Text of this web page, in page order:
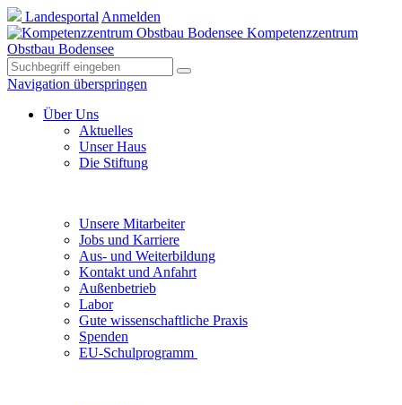
Landesportal Anmelden
Kompetenzzentrum
Obstbau Bodensee
Navigation überspringen
Über Uns
Aktuelles
Unser Haus
Die Stiftung
Unsere Mitarbeiter
Jobs und Karriere
Aus- und Weiterbildung
Kontakt und Anfahrt
Außenbetrieb
Labor
Gute wissenschaftliche Praxis
Spenden
EU-Schulprogramm